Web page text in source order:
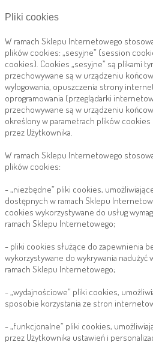
Pliki cookies
W ramach Sklepu Internetowego
plików cookies: „sesyjne” (session
cookies). Cookies „sesyjne” są plikami
przechowywane są w urządzeniu
wylogowania, opuszczenia strony
oprogramowania (przeglądarki
przechowywane są w urządzeniu
określony w parametrach plików
przez Użytkownika.
W ramach Sklepu Internetowego
plików cookies:
- „niezbędne” pliki cookies,
dostępnych w ramach Sklepu
cookies wykorzystywane do usług
ramach Sklepu Internetowego;
- pliki cookies służące do zapewnienia
wykorzystywane do wykrywania nadużyć
ramach Sklepu Internetowego;
- „wydajnościowe” pliki cookies,
sposobie korzystania ze stron
- „funkcjonalne” pliki cookies,
przez Użytkownika ustawień i